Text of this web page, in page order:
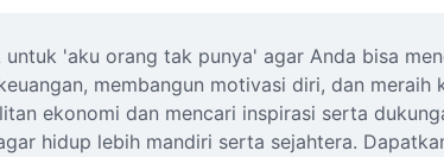
untuk 'aku orang tak punya' agar Anda bisa
membangun motivasi diri, dan
ekonomi dan mencari inspirasi serta
hidup lebih mandiri serta sejahtera.